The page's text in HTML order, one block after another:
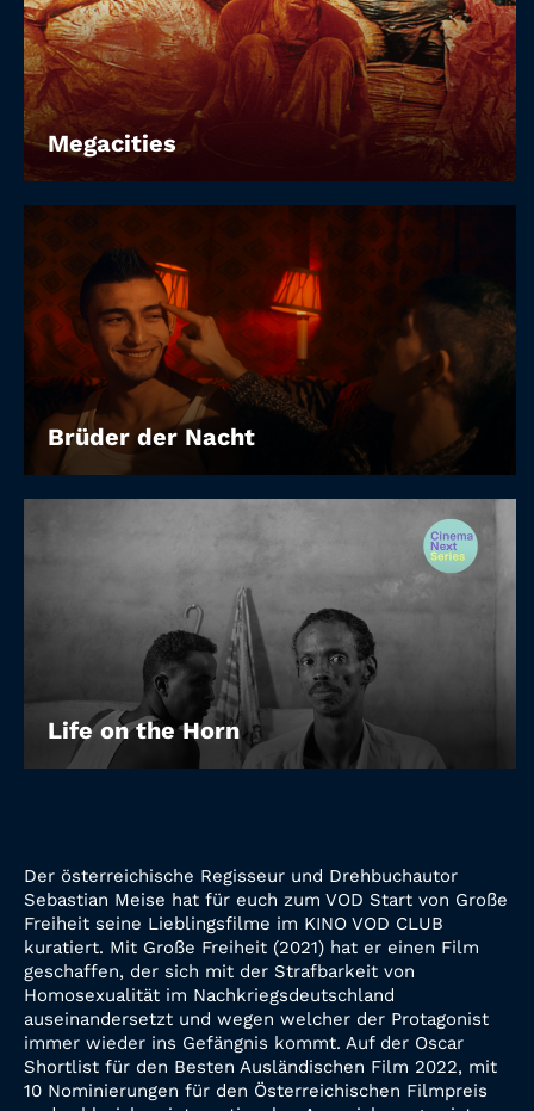
Der österreichische Regisseur und Drehbuchautor
Sebastian Meise hat für euch zum VOD Start von Große
Freiheit seine Lieblingsfilme im KINO VOD CLUB
kuratiert. Mit Große Freiheit (2021) hat er einen Film
geschaffen, der sich mit der Strafbarkeit von
Homosexualität im Nachkriegsdeutschland
auseinandersetzt und wegen welcher der Protagonist
immer wieder ins Gefängnis kommt. Auf der Oscar
Shortlist für den Besten Ausländischen Film 2022, mit
10 Nominierungen für den Österreichischen Filmpreis
Megacities
Brüder der Nacht
Life on the Horn